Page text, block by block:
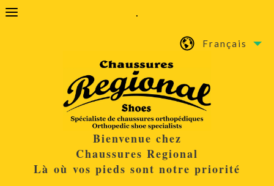
.
Français
Bienvenue chez
Chaussures Regional
Là où vos pieds sont notre priorité